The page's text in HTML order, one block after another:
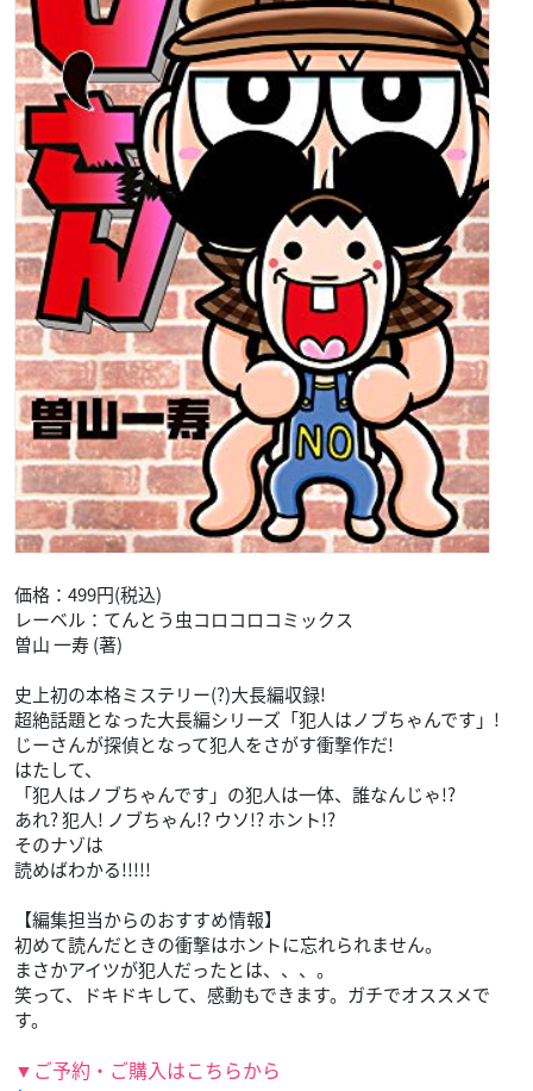
価格：499円(税込)
レーベル：てんとう虫コロコロコミックス
曽山 一寿 (著)
史上初の本格ミステリー(?)大長編収録!
超絶話題となった大長編シリーズ「犯人はノブちゃんです」!
じーさんが探偵となって犯人をさがす衝撃作だ!
はたして、
「犯人はノブちゃんです」の犯人は一体、誰なんじゃ!?
あれ? 犯人! ノブちゃん!? ウソ!? ホント!?
そのナゾは
読めばわかる!!!!!
【編集担当からのおすすめ情報】
初めて読んだときの衝撃はホントに忘れられません。
まさかアイツが犯人だったとは、、、。
笑って、ドキドキして、感動もできます。ガチでオススメで
す。
▼ご予約・ご購入はこちらから